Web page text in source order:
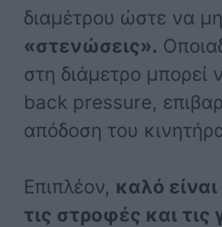
διαμέτρου ώστε να
«στενώσεις».
στη διάμετρο μπορεί
back pressure,
απόδοση του
Επιπλέον, καλό
τις στροφές και τις